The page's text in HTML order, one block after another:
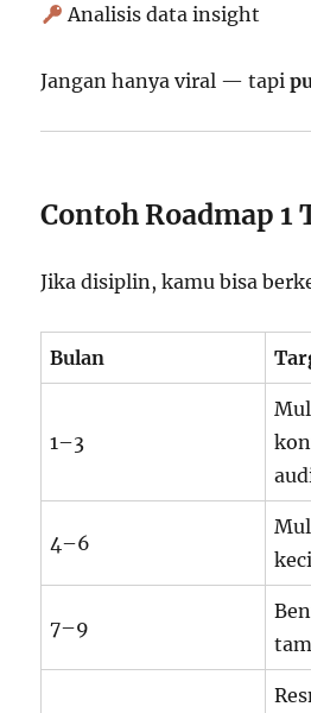
Analisis data insight
Jangan hanya viral — tapi
Contoh Roadmap 1
Jika disiplin, kamu bisa
Bulan
1–3
4–6
7–9